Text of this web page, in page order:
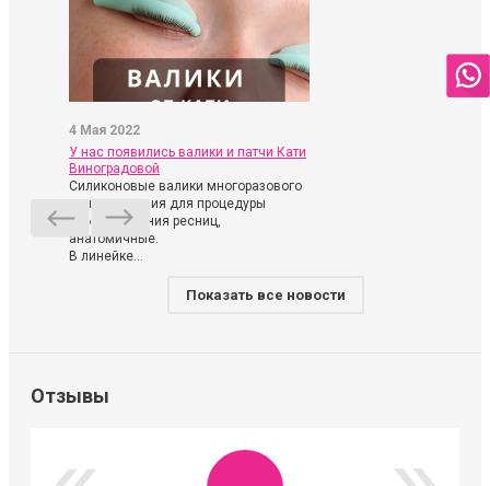
4 Мая 2022
У нас появились валики и патчи Кати
Виноградовой
Силиконовые валики многоразового
использования для процедуры
ламинирования ресниц,
анатомичные.
В линейке...
Показать все новости
Отзывы